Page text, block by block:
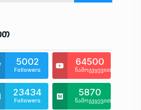
5002
Followers
64500
წამოგვყევით
23434
Followers
5870
წამოგვყევით